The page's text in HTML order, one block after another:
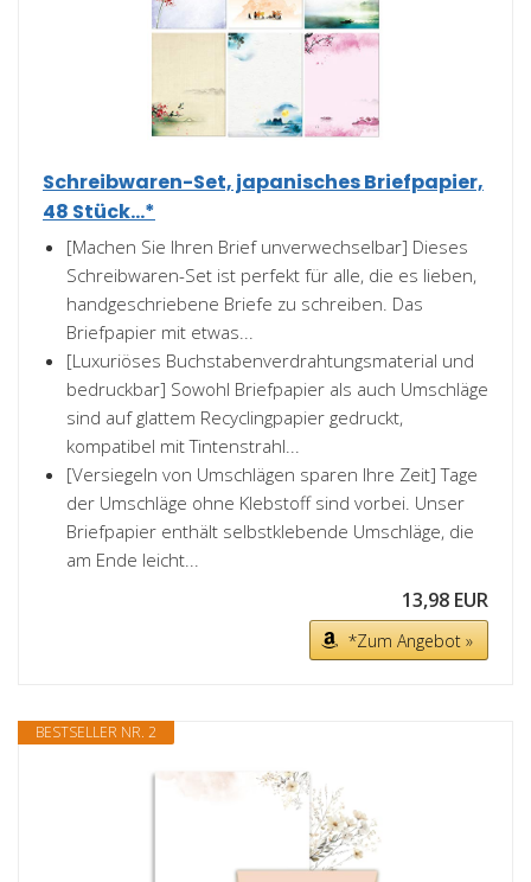
Schreibwaren-Set, japanisches Briefpapier,
48 Stück...*
[Machen Sie Ihren Brief unverwechselbar] Dieses
Schreibwaren-Set ist perfekt für alle, die es lieben,
handgeschriebene Briefe zu schreiben. Das
Briefpapier mit etwas...
[Luxuriöses Buchstabenverdrahtungsmaterial und
bedruckbar] Sowohl Briefpapier als auch Umschläge
sind auf glattem Recyclingpapier gedruckt,
kompatibel mit Tintenstrahl...
[Versiegeln von Umschlägen sparen Ihre Zeit] Tage
der Umschläge ohne Klebstoff sind vorbei. Unser
Briefpapier enthält selbstklebende Umschläge, die
am Ende leicht...
13,98 EUR
*Zum Angebot »
BESTSELLER NR. 2